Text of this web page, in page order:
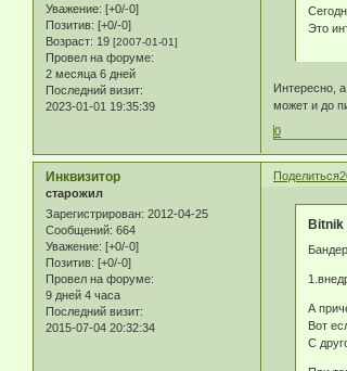
Уважение: [+0/-0]
Позитив: [+0/-0]
Возраст: 19 [2007-01-01]
Провел на форуме:
2 месяца 6 дней
Последний визит:
2023-01-01 19:35:39
Это
Интересно,
может и до
0
Поделиться
Инквизитор
старожил
Зарегистрирован: 2012-04-25
Сообщений: 664
Уважение: [+0/-0]
Позитив: [+0/-0]
Провел на форуме:
9 дней 4 часа
Последний визит:
2015-07-04 20:32:34
Bitnik
А
Вот
С